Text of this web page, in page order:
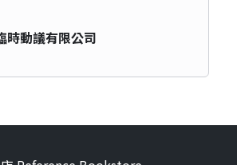
時動議有限公司